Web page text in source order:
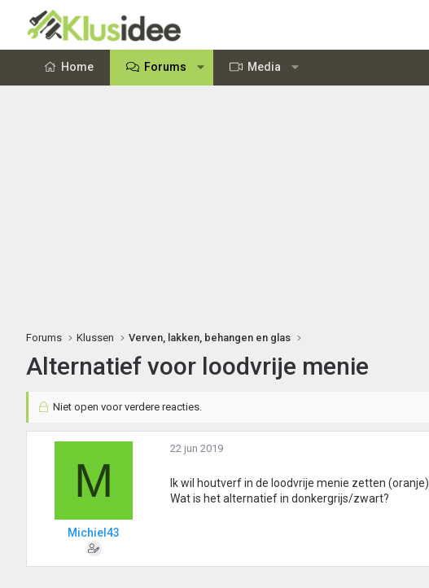
Home Forums Media
Forums Klussen Verven, lakken, behangen en glas
Alternatief voor loodvrije menie
Niet open voor verdere reacties.
M
Michiel43
22 jun 2019
Ik wil houtverf in de loodvrije menie zetten (oranje).
Wat is het alternatief in donkergrijs/zwart?